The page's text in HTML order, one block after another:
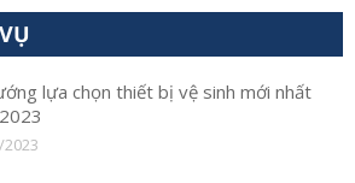
lựa chọn thiết bị vệ sinh mới nhất